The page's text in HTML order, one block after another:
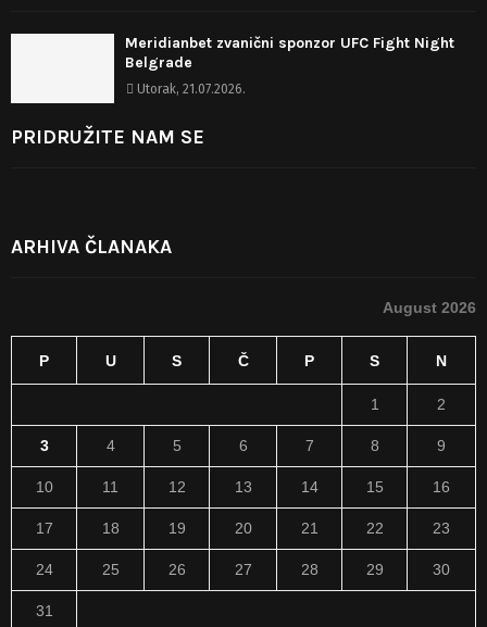
Meridianbet zvanični sponzor UFC Fight Night
Belgrade
Utorak, 21.07.2026.
PRIDRUŽITE NAM SE
ARHIVA ČLANAKA
August 2026
P U S Č P S N
1 2
3 4 5 6 7 8 9
10 11 12 13 14 15 16
17 18 19 20 21 22 23
24 25 26 27 28 29 30
31